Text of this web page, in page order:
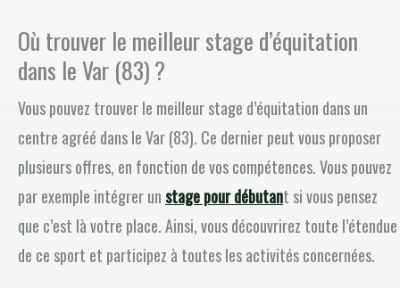
Où trouver le meilleur stage d’équitation
dans le Var (83) ?
Vous pouvez trouver le meilleur stage d’équitation dans un
centre agréé dans le Var (83). Ce dernier peut vous proposer
plusieurs offres, en fonction de vos compétences. Vous pouvez
par exemple intégrer unstage pour débutant si vous pensez
que c’est là votre place. Ainsi, vous découvrirez toute l’étendue
de ce sport et participez à toutes les activités concernées.